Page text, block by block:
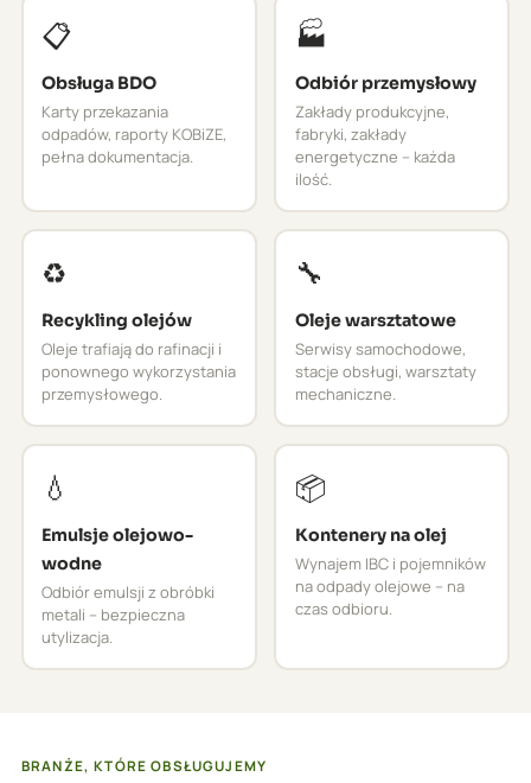
📋
Obsługa BDO
Karty przekazania
odpadów, raporty KOBiZE,
pełna dokumentacja.
🏭
Odbiór przemysłowy
Zakłady produkcyjne,
fabryki, zakłady
energetyczne – każda
ilość.
♻️
Recykling olejów
Oleje trafiają do rafinacji i
ponownego wykorzystania
przemysłowego.
🔧
Oleje warsztatowe
Serwisy samochodowe,
stacje obsługi, warsztaty
mechaniczne.
💧
Emulsje olejowo-
wodne
Odbiór emulsji z obróbki
metali – bezpieczna
utylizacja.
📦
Kontenery na olej
Wynajem IBC i pojemników
na odpady olejowe – na
czas odbioru.
BRANŻE, KTÓRE OBSŁUGUJEMY